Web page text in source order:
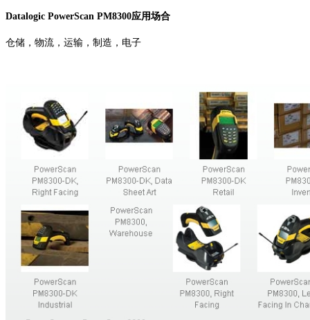
Datalogic PowerScan PM8300应用场合
仓储，物流，运输，制造，电子